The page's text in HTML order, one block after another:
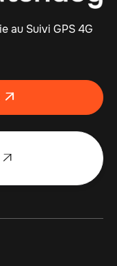
au Suivi GPS 4G

